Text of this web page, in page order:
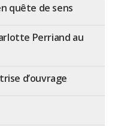
quête de sens
Perriand au
d’ouvrage